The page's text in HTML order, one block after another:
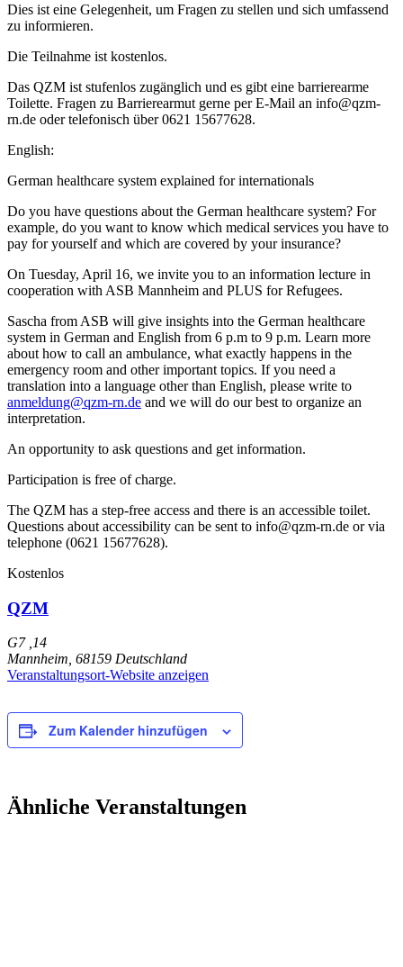
Dies ist eine Gelegenheit, um Fragen zu stellen und sich umfassend
zu informieren.
Die Teilnahme ist kostenlos.
Das QZM ist stufenlos zugänglich und es gibt eine barrierearme
Toilette. Fragen zu Barrierearmut gerne per E-Mail an info@qzm-
rn.de oder telefonisch über 0621 15677628.
English:
German healthcare system explained for internationals
Do you have questions about the German healthcare system? For
example, do you want to know which medical services you have to
pay for yourself and which are covered by your insurance?
On Tuesday, April 16, we invite you to an information lecture in
cooperation with ASB Mannheim and PLUS for Refugees.
Sascha from ASB will give insights into the German healthcare
system in German and English from 6 p.m to 9 p.m. Learn more
about how to call an ambulance, what exactly happens in the
emergency room and other important topics. If you need a
translation into a language other than English, please write to
anmeldung@qzm-rn.de and we will do our best to organize an
interpretation.
An opportunity to ask questions and get information.
Participation is free of charge.
The QZM has a step-free access and there is an accessible toilet.
Questions about accessibility can be sent to info@qzm-rn.de or via
telephone (0621 15677628).
Kostenlos
QZM
G7 ,14
Mannheim 68159 Deutschland
Veranstaltungsort-Website anzeigen
Zum Kalender hinzufügen
Ähnliche Veranstaltungen